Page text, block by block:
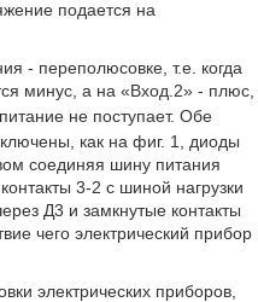
подается на
- переполюсовке, т.е. когда
минус, а на «Вход.2» - плюс,
не поступает. Обе
как на фиг. 1, диоды
соединяя шину питания
3-2 с шиной нагрузки
Д3 и замкнутые контакты
чего электрический прибор
электрических приборов,